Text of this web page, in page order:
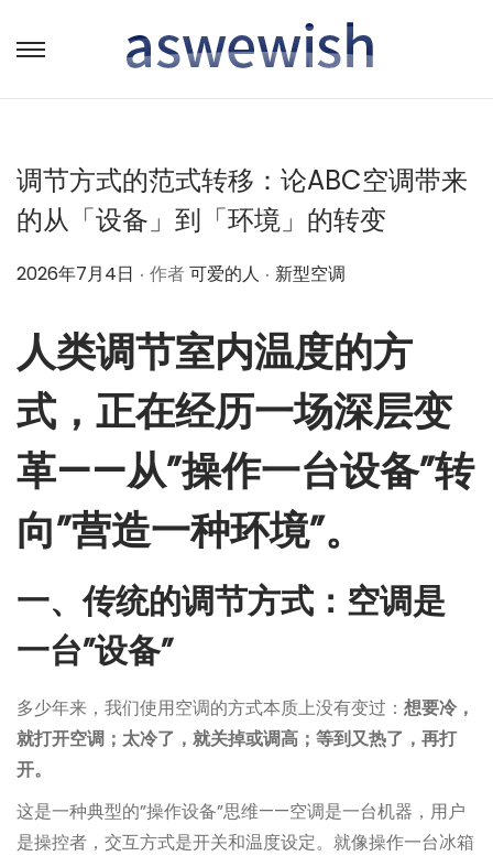
转
跳
调节方式的范式转移：论ABC空调带来
的从「设备」到「环境」的转变
作
2026年7月4日 . 作者可爱的人 . 作
新型空调
人类调节室内温度的方
式，正在经历一场深层变
革——从”操作一台设备”转
向”营造一种环境”。
一、传统的调节方式：空调是
一台”设备”
多少年来，我们使用空调的方式本质上没有变过： 想要冷，
就打开空调；太冷了，就关掉或调高；等到又热了，再打
开。
这是一种典型的”操作设备”思维——空调是一台机器，用户
是操控者，交互方式是开关和温度设定。就像操作一台冰箱